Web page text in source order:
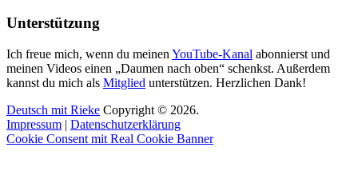
Unterstützung
Ich freue mich, wenn du meinen YouTube-Kanal abonnierst und
meinen Videos einen „Daumen nach oben“ schenkst. Außerdem
kannst du mich als Mitglied unterstützen. Herzlichen Dank!
Deutsch mit Rieke Copyright © 2026.
Impressum | Datenschutzerklärung
Cookie Consent mit Real Cookie Banner